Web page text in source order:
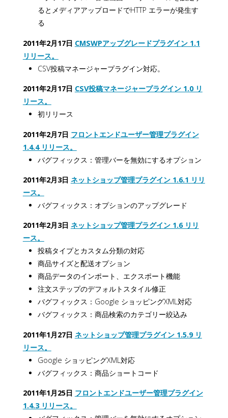
るとメディアアップロードでHTTP エラーが発生す
る
2011年2月17日 CMSWPアップグレードプラグイン 1.1
リリース。
CSV投稿マネージャープラグイン対応。
2011年2月17日 CSV投稿マネージャープラグイン 1.0 リ
リース。
初リリース
2011年2月7日 フロントエンドユーザー管理プラグイン
1.4.4 リリース。
バグフィックス：管理バーを無効にするオプション
2011年2月3日 ネットショップ管理プラグイン 1.6.1 リリ
ース。
バグフィックス：オプションのアップグレード
2011年2月3日 ネットショップ管理プラグイン 1.6 リリ
ース。
投稿タイプとカスタム分類の対応
商品サイズと配送オプション
商品データのインポート、エクスポート機能
注文ステップのデフォルトスタイル修正
バグフィックス：Google ショッピングXML対応
バグフィックス：商品検索のカテゴリー絞込み
2011年1月27日 ネットショップ管理プラグイン 1.5.9 リ
リース。
Google ショッピングXML対応
バグフィックス：商品ショートコード
2011年1月25日 フロントエンドユーザー管理プラグイン
1.4.3 リリース。